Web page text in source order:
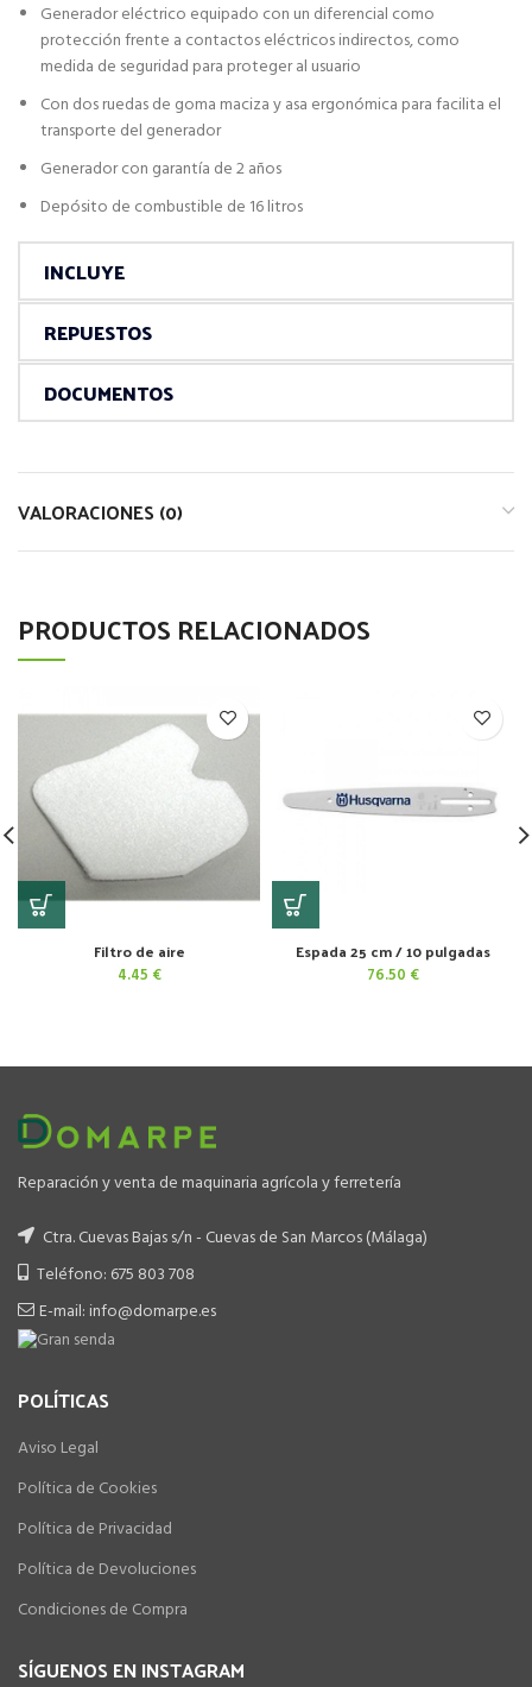
Generador eléctrico equipado con un diferencial como
protección frente a contactos eléctricos indirectos, como
medida de seguridad para proteger al usuario
Con dos ruedas de goma maciza y asa ergonómica para facilita el
transporte del generador
Generador con garantía de 2 años
Depósito de combustible de 16 litros
INCLUYE
REPUESTOS
DOCUMENTOS
VALORACIONES (0)
PRODUCTOS RELACIONADOS
Filtro de aire
4.45 €
Espada 25 cm / 10 pulgadas
76.50 €
Reparación y venta de maquinaria agrícola y ferretería
Ctra. Cuevas Bajas s/n - Cuevas de San Marcos (Málaga)
Teléfono: 675 803 708
E-mail: info@domarpe.es
POLÍTICAS
Aviso Legal
Política de Cookies
Política de Privacidad
Política de Devoluciones
Condiciones de Compra
SÍGUENOS EN INSTAGRAM